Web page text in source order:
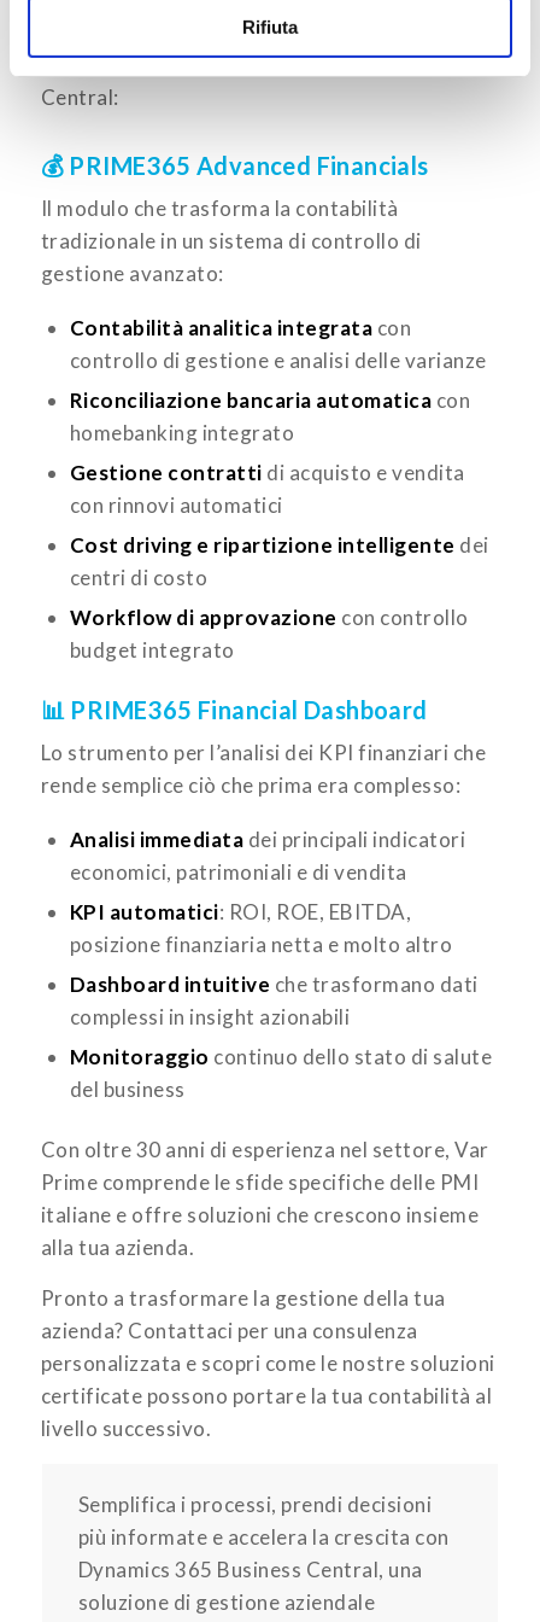
Rifiuta
certificate che potenziano ulteriormente le
capacità contabili e finanziarie di Business
Central:
💰 PRIME365 Advanced Financials
Il modulo che trasforma la contabilità
tradizionale in un sistema di controllo di
gestione avanzato:
Contabilità analitica integrata con
controllo di gestione e analisi delle varianze
Riconciliazione bancaria automatica con
homebanking integrato
Gestione contratti di acquisto e vendita
con rinnovi automatici
Cost driving e ripartizione intelligente dei
centri di costo
Workflow di approvazione con controllo
budget integrato
📊 PRIME365 Financial Dashboard
Lo strumento per l’analisi dei KPI finanziari che
rende semplice ciò che prima era complesso:
Analisi immediata dei principali indicatori
economici, patrimoniali e di vendita
KPI automatici: ROI, ROE, EBITDA,
posizione finanziaria netta e molto altro
Dashboard intuitive che trasformano dati
complessi in insight azionabili
Monitoraggio continuo dello stato di salute
del business
Con oltre 30 anni di esperienza nel settore, Var
Prime comprende le sfide specifiche delle PMI
italiane e offre soluzioni che crescono insieme
alla tua azienda.
Pronto a trasformare la gestione della tua
azienda? Contattaci per una consulenza
personalizzata e scopri come le nostre soluzioni
certificate possono portare la tua contabilità al
livello successivo.
Semplifica i processi, prendi decisioni
più informate e accelera la crescita con
Dynamics 365 Business Central, una
soluzione di gestione aziendale